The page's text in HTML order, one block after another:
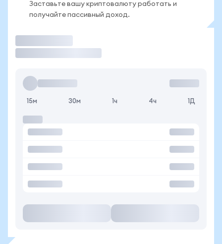
Заставьте вашу криптовалюту работать и
получайте пассивный доход.
15м 30м 1ч 4ч 1Д